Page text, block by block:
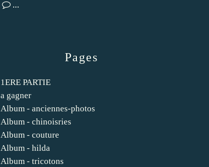
Pages
1ERE PARTIE
a gagner
Album - anciennes-photos
Album - chinoisries
Album - couture
Album - hilda
Album - tricotons
…